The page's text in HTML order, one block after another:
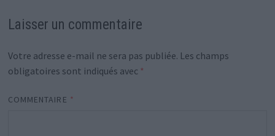
Laisser un commentaire
Votre adresse e-mail ne sera pas publiée. Les champs
obligatoires sont indiqués avec *
COMMENTAIRE *